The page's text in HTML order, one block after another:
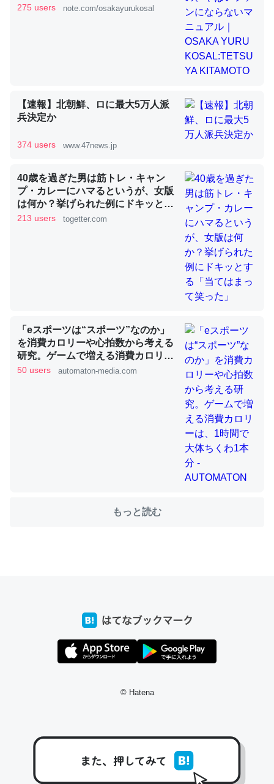
昆虫ってカルシウム少ないのか。知らんかった。調べたら
コオロギのカルシウム分はエビの600分の1程度。
─ニュース :: 【研究発表】昆虫学の大問題＝「昆虫はなぜ海にいな
論文では「淡水はカルシウムも酸素も不足してて両方に不
利だから両方が拮抗してるのでは」とあって面白い。海に
ずキチンを強化してる筈だが、酵素が違うのか？
─ニュース :: 【研究発表】昆虫学の大問題＝「昆虫はなぜ海にいな
いのか」に関する新仮説
これを元に考えるとカルシウムを大量に使う脊椎動物と貝
類は苦労してるんだな…。腹足類だと殻を無くしてナメク
─ニュース :: 【研究発表】昆虫学の大問題＝「昆虫はなぜ海にいな
いのか」に関する新仮説
ウチもEchoを実家に置いて４年。でたまに覗いてる。ぼ
ちぼちRingも置こうかと画策中。あと、Googleマップで
位置情報を共有してる。電池残量や充電中かが分かるので
─たまにLINEするくらいだった遠方の父67歳と僕。ITツール導入で
─たまにLINEするくらいだった遠方の父67歳と僕。ITツール導入で
回線代ほとんどかからないですよ。参考：
https://toyoshi.hatenablog.com/entry/2019/05/15/1805
34
KITAMOTO
275 users note.com/osakayurukosal
【速報】北朝鮮、ロに最大5万人派
兵決定か
374 users www.47news.jp
40歳を過ぎた男は筋トレ・キャン
プ・カレーにハマるというが、女版
は何か？挙げられた例にドキッとす
る「当てはまって笑った」
213 users togetter.com
「eスポーツは“スポーツ”なのか」
を消費カロリーや心拍数から考える
研究。ゲームで増える消費カロリー
は、1時間で大体ちくわ1本分 -
50 users automaton-media.com
もっと読む
© Hatena